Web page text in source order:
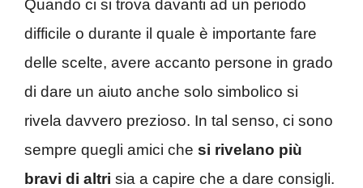
Quando ci si trova davanti ad un periodo
difficile o durante il quale è importante fare
delle scelte, avere accanto persone in grado
di dare un aiuto anche solo simbolico si
rivela davvero prezioso. In tal senso, ci sono
sempre quegli amici che si rivelano più
bravi di altri sia a capire che a dare consigli.